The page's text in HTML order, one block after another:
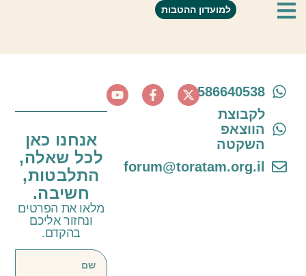
למועדון ההטבות
צילומי עדי עד
0586640538
לקבוצת
הווצאפ
השקטה
forum@toratam.org.il
אנחנו כאן
לכל שאלה,
התלבטות,
חשיבה.
מלאו את הפרטים
ונחזור אליכם
בהקדם.